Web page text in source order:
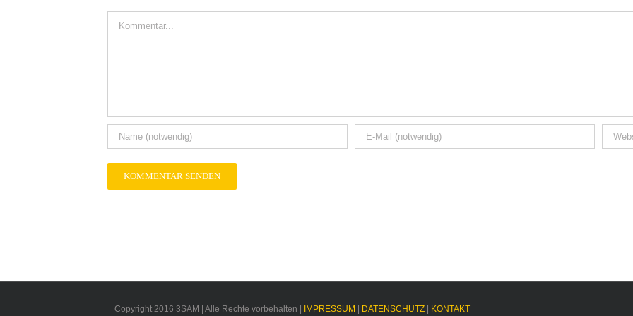
Kommentar
Copyright 2016 3SAM | Alle Rechte vorbehalten | IMPRESSUM DATENSCHUTZ KONTAKT